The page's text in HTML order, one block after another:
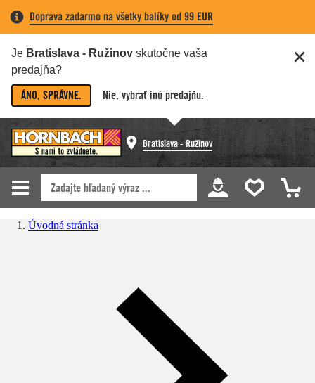
Doprava zadarmo na všetky balíky od 99 EUR
Je Bratislava - Ružinov skutočne vaša
predajňa?
ÁNO, SPRÁVNE. Nie, vybrať inú predajňu.
Bratislava - Ružinov
Úvodná stránka